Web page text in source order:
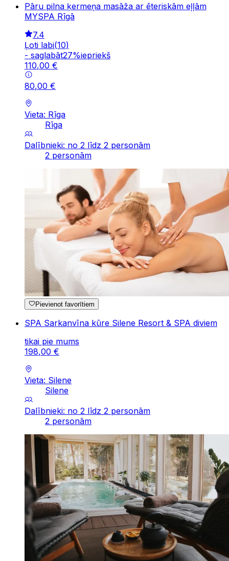
Pāru pilna ķermeņa masāža ar ēteriskām eļļām
MYSPA Rīgā
7.4
Ļoti labi(10)
- saglabāt27%iepriekš
110,00 €
80,00 €
Vieta: Rīga
Rīga
Dalībnieki: no 2 līdz 2 personām
2 personām
Pievienot favorītiem
SPA Sarkanvīna kūre Silene Resort & SPA diviem
tikai pie mums
198,00 €
Vieta: Silene
Silene
Dalībnieki: no 2 līdz 2 personām
2 personām